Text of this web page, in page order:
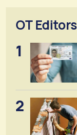
OT Editors
1
2